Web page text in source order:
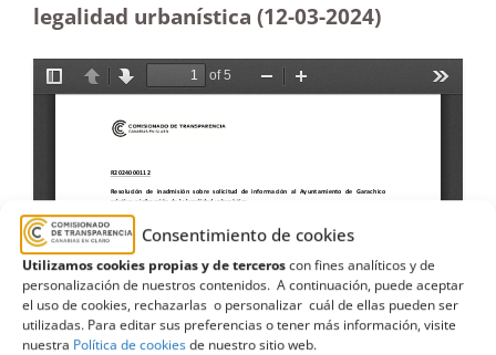
Consentimiento de cookies
Utilizamos cookies propias y de terceroscon fines analíticos y de
personalización de nuestros contenidos. A continuación, puede aceptar
el uso de cookies, rechazarlas o personalizar cuál de ellas pueden ser
utilizadas. Para editar sus preferencias o tener más información, visite
nuestra Política de cookiesde nuestro sitio web.
legalidad urbanística (12-03-2024)